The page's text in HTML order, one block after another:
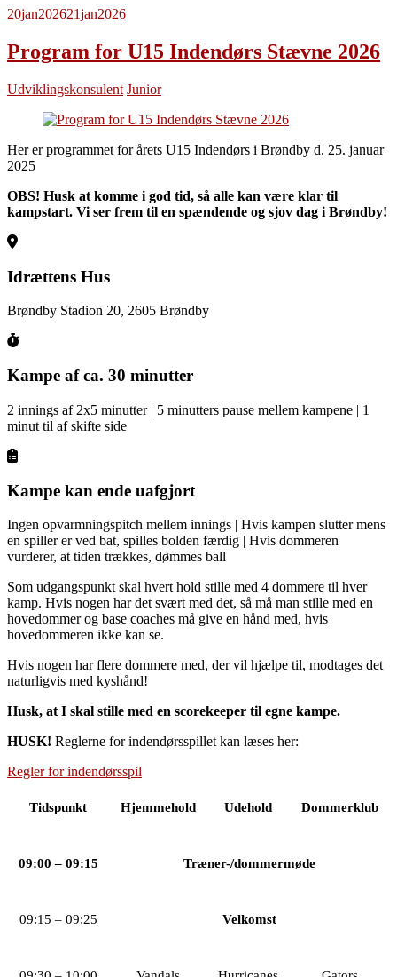
20jan202621jan2026
Program for U15 Indendørs Stævne 2026
Udviklingskonsulent Junior
Her er programmet for årets U15 Indendørs i Brøndby d. 25. januar
2025
OBS! Husk at komme i god tid, så alle kan være klar til
kampstart. Vi ser frem til en spændende og sjov dag i Brøndby!
Idrættens Hus
Brøndby Stadion 20, 2605 Brøndby
Kampe af ca. 30 minutter
2 innings af 2x5 minutter | 5 minutters pause mellem kampene | 1
minut til af skifte side
Kampe kan ende uafgjort
Ingen opvarmningspitch mellem innings | Hvis kampen slutter mens
en spiller er ved bat, spilles bolden færdig | Hvis dommeren
vurderer, at tiden trækkes, dømmes ball
Som udgangspunkt skal hvert hold stille med 4 dommere til hver
kamp. Hvis nogen har det svært med det, så må man stille med en
hovedommer og base coaches må give en hånd med, hvis
hovedommeren ikke kan se.
Hvis nogen har flere dommere med, der vil hjælpe til, modtages det
naturligvis med kyshånd!
Husk, at I skal stille med en scorekeeper til egne kampe.
HUSK! Reglerne for indendørsspillet kan læses her:
Regler for indendørsspil
Tidspunkt Hjemmehold Udehold Dommerklub
09:00 – 09:15 Træner-/dommermøde
09:15 – 09:25 Velkomst